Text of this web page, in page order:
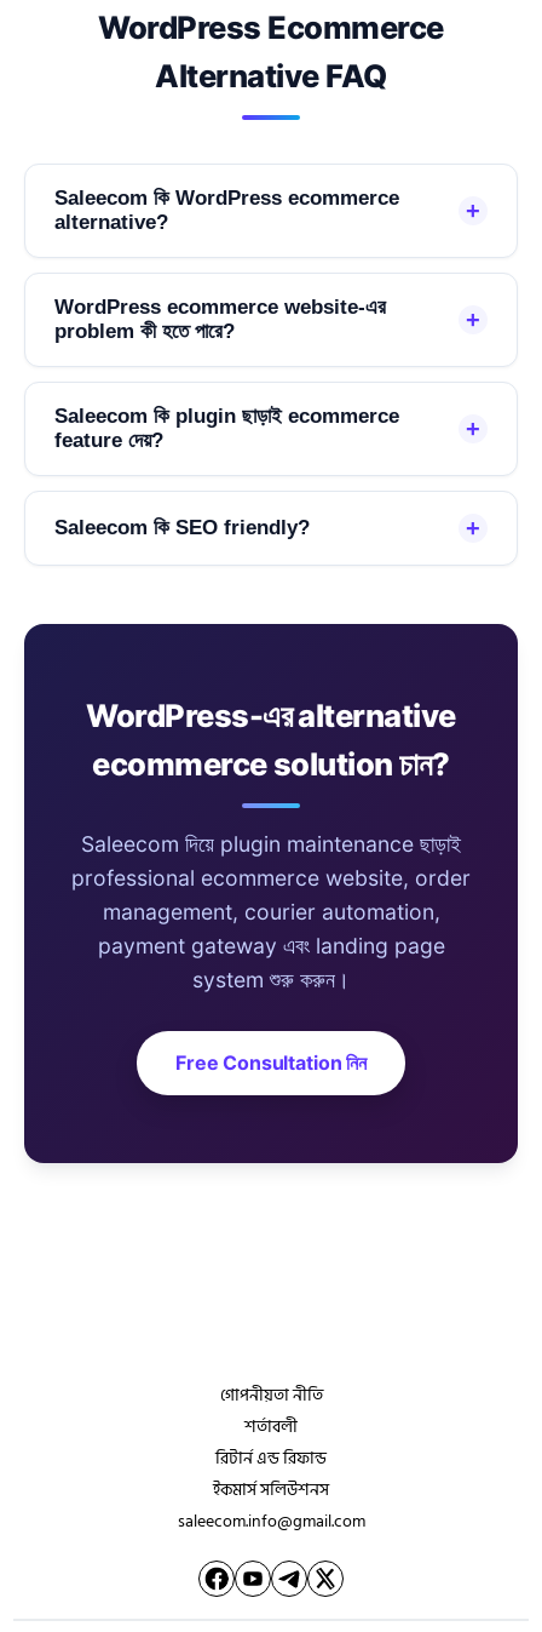
WordPress Ecommerce
Alternative FAQ
Saleecom কি WordPress ecommerce
alternative?
+
WordPress ecommerce website-এর
problem কী হতে পারে?
+
Saleecom কি plugin ছাড়াই ecommerce
feature দেয়?
+
Saleecom কি SEO friendly? +
WordPress-এর alternative
ecommerce solution চান?
Saleecom দিয়ে plugin maintenance ছাড়াই
professional ecommerce website, order
management, courier automation,
payment gateway এবং landing page
system শুরু করুন।
Free Consultation নিন
গোপনীয়তা নীতি
শর্তাবলী
রিটার্ন এন্ড রিফান্ড
ইকমার্স সলিউশনস
saleecom.info@gmail.com